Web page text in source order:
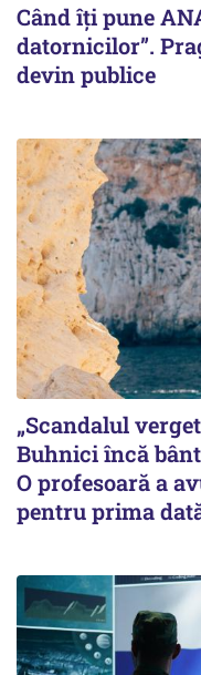
Când îți pune
datornicilor”.
devin publice
„Scandalul
Buhnici încă
O profesoară a
pentru prima